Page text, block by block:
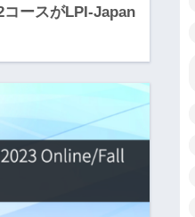
ースがLPI-Japan